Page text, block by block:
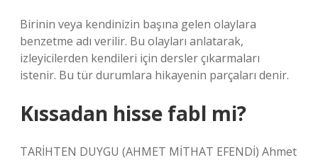
Birinin veya kendinizin başına gelen olaylara
benzetme adı verilir. Bu olayları anlatarak,
izleyicilerden kendileri için dersler çıkarmaları
istenir. Bu tür durumlara hikayenin parçaları denir.
Kıssadan hisse fabl mi?
TARİHTEN DUYGU (AHMET MİTHAT EFENDİ) Ahmet